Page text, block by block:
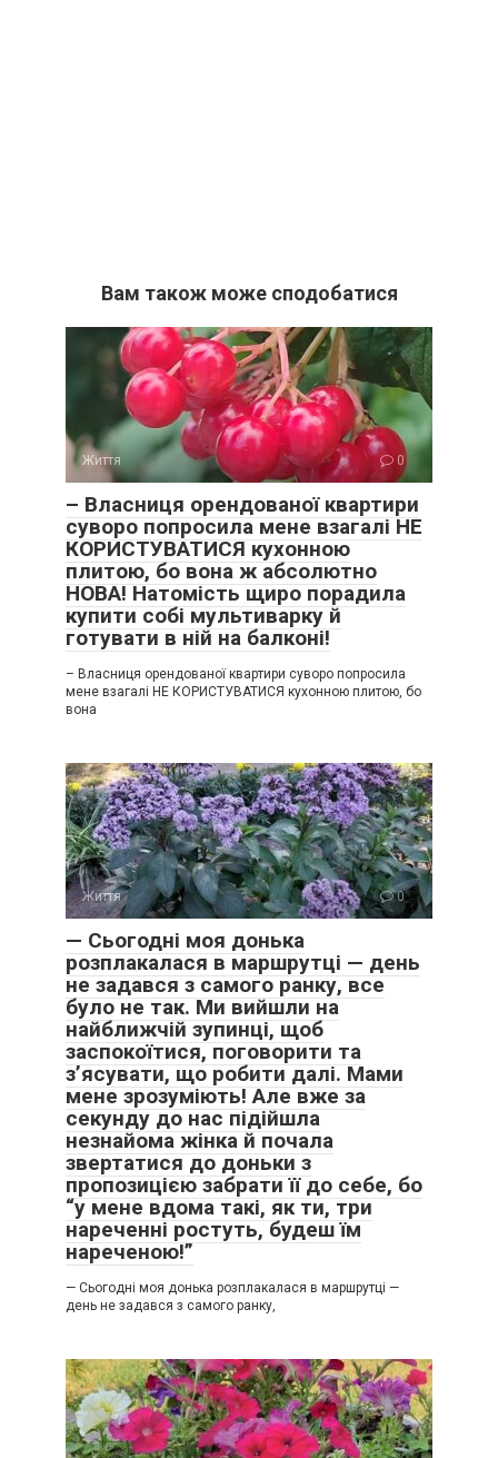
Вам також може сподобатися
Життя 0
– Власниця орендованої квартири
суворо попросила мене взагалі НЕ
КОРИСТУВАТИСЯ кухонною
плитою, бо вона ж абсолютно
НОВА! Натомість щиро порадила
купити собі мультиварку й
готувати в ній на балконі!
– Власниця орендованої квартири суворо попросила
мене взагалі НЕ КОРИСТУВАТИСЯ кухонною плитою, бо
вона
Життя 0
— Сьогодні моя донька
розплакалася в маршрутці — день
не задався з самого ранку, все
було не так. Ми вийшли на
найближчій зупинці, щоб
заспокоїтися, поговорити та
з’ясувати, що робити далі. Мами
мене зрозуміють! Але вже за
секунду до нас підійшла
незнайома жінка й почала
звертатися до доньки з
пропозицією забрати її до себе, бо
“у мене вдома такі, як ти, три
нареченні ростуть, будеш їм
нареченою!”
— Сьогодні моя донька розплакалася в маршрутці —
день не задався з самого ранку,